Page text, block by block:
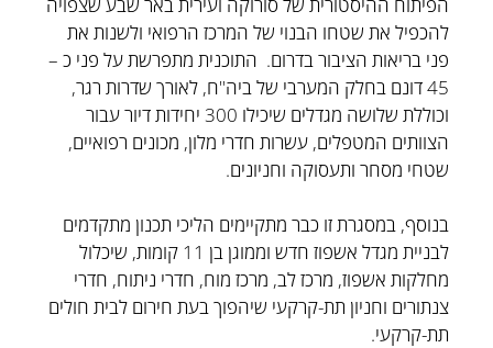
להכפיל את שטחו הבנוי של המרכז הרפואי ולשנות את
פני בריאות הציבור בדרום. התוכנית מתפרשת על פני כ –
45 דונם בחלק המערבי של ביה"ח, לאורך שדרות רגר,
וכוללת שלושה מגדלים שיכילו 300 יחידות דיור עבור
הצוותים המטפלים, עשרות חדרי מלון, מכונים רפואיים,
שטחי מסחר ותעסוקה וחניונים.
בנוסף, במסגרת זו כבר מתקיימים הליכי תכנון מתקדמים
לבניית מגדל אשפוז חדש וממוגן בן 11 קומות, שיכלול
מחלקות אשפוז, מרכז לב, מרכז מוח, חדרי ניתוח, חדרי
צנתורים וחניון תת-קרקעי שיהפוך בעת חירום לבית חולים
תת-קרקעי.